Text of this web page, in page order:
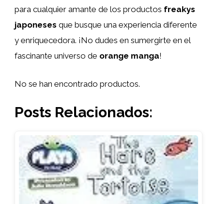
para cualquier amante de los productos freakys
japoneses que busque una experiencia diferente
y enriquecedora. ¡No dudes en sumergirte en el
fascinante universo de orange manga!
No se han encontrado productos.
Posts Relacionados: